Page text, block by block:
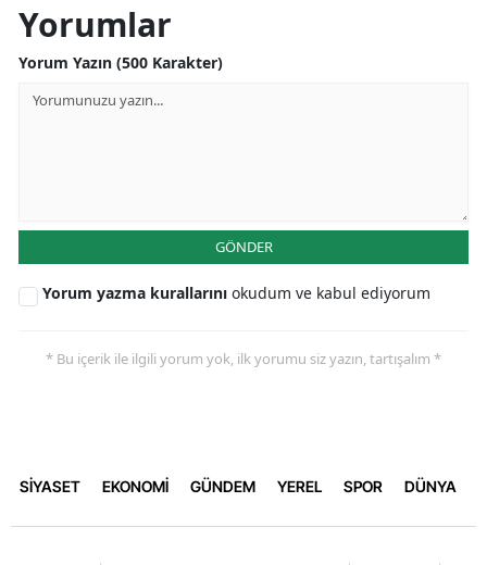
Yorumlar
Yorum Yazın (500 Karakter)
GÖNDER
Yorum yazma kurallarını okudum ve kabul ediyorum
* Bu içerik ile ilgili yorum yok, ilk yorumu siz yazın, tartışalım *
SİYASET EKONOMİ GÜNDEM YEREL SPOR DÜNYA